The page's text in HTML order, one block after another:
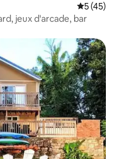
5 (45)
jeux d'arcade, bar
appréciés